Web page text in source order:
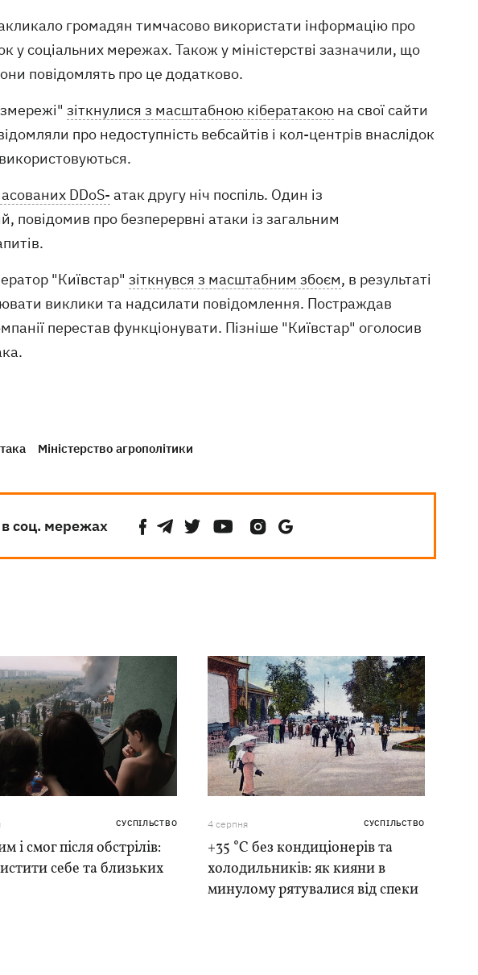
громадян тимчасово використати інформацію про
у соціальних мережах. Також у міністерстві зазначили, що
повідомлять про це додатково.
зіткнулися з масштабною кібератакою на свої сайти
про недоступність вебсайтів і кол-центрів внаслідок
DDoS- атак другу ніч поспіль. Один із
повідомив про безперервні атаки із загальним
"Київстар" зіткнувся з масштабним збоєм, в результаті
виклики та надсилати повідомлення. Постраждав
перестав функціонувати. Пізніше "Київстар" оголосив
Міністерство агрополітики
в соц. мережах
СУСПІЛЬСТВО
і смог після обстрілів:
себе та близьких
4 серпня СУСПІЛЬСТВО
+35 °C без кондиціонерів та
холодильників: як кияни в
минулому рятувалися від спеки